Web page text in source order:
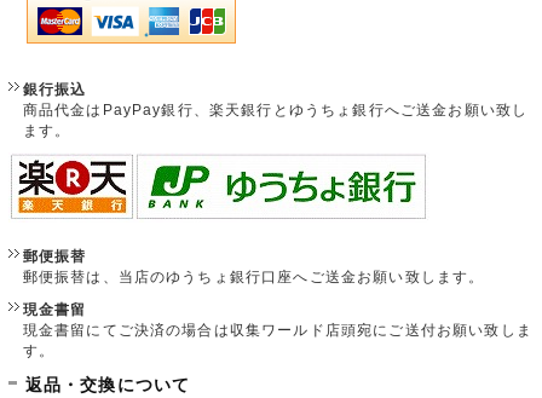
銀行振込
商品代金はPayPay銀行、楽天銀行とゆうちょ銀行へご送金お願い致し
ます。
郵便振替
郵便振替は、当店のゆうちょ銀行口座へご送金お願い致します。
現金書留
現金書留にてご決済の場合は収集ワールド店頭宛にご送付お願い致しま
す。
返品・交換について